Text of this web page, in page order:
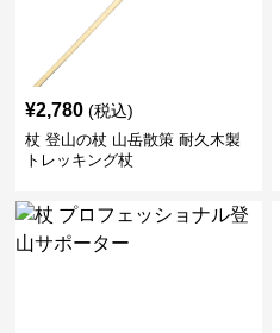
¥2,780 (税込)
杖 登山の杖 山岳散策 耐久木製
トレッキング杖